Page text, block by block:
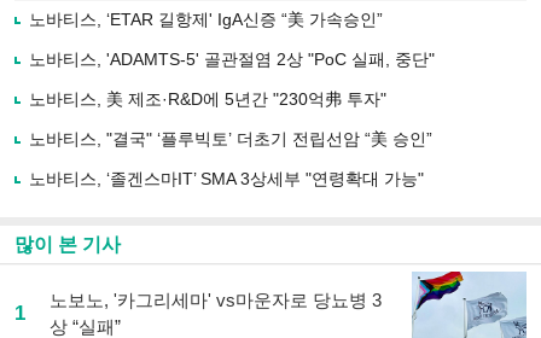
로
기
사
유
기
노바티스, ‘ETAR 길항제' IgA신증 “美 가속승인”
노바티스, 'ADAMTS-5' 골관절염 2상 "PoC 실패, 중단"
노바티스, 美 제조·R&D에 5년간 "230억弗 투자"
노바티스, "결국" ‘플루빅토’ 더초기 전립선암 “美 승인”
노바티스, ‘졸겐스마IT’ SMA 3상세부 "연령확대 가능"
많이 본 기사
1
노보노, '카그리세마' vs마운자로 당뇨병 3
상 “실패”